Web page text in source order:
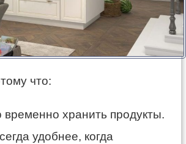
что:
хранить продукты.
удобнее, когда